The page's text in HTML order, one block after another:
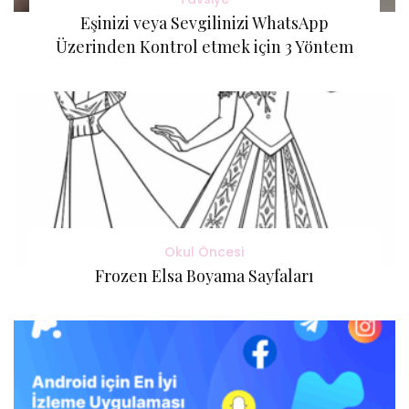
Eşinizi veya Sevgilinizi WhatsApp
Üzerinden Kontrol etmek için 3 Yöntem
Okul Öncesi
Frozen Elsa Boyama Sayfaları